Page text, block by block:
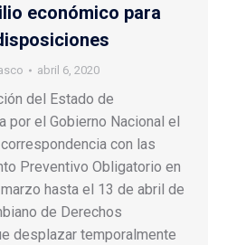
económico para
abril 6, 2020
del Estado de
por el Gobierno Nacional el
con las
Preventivo Obligatorio en
hasta el 13 de abril de
de Derechos
desplazar temporalmente